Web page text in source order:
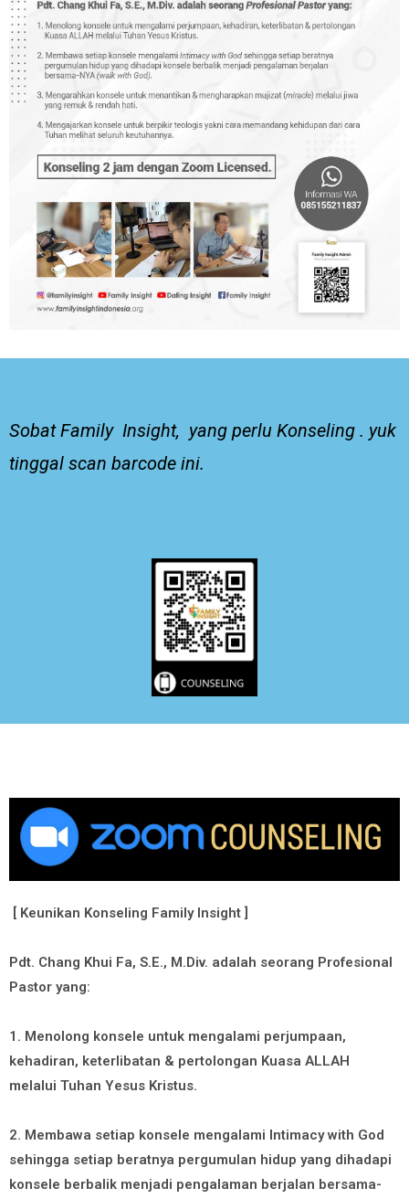
Sobat Family Insight, yang perlu Konseling . yuk
tinggal scan barcode ini.
[ Keunikan Konseling Family Insight ]
Pdt. Chang Khui Fa, S.E., M.Div. adalah seorang Profesional
Pastor yang:
1. Menolong konsele untuk mengalami perjumpaan,
kehadiran, keterlibatan & pertolongan Kuasa ALLAH
melalui Tuhan Yesus Kristus.
2. Membawa setiap konsele mengalami Intimacy with God
sehingga setiap beratnya pergumulan hidup yang dihadapi
konsele berbalik menjadi pengalaman berjalan bersama-